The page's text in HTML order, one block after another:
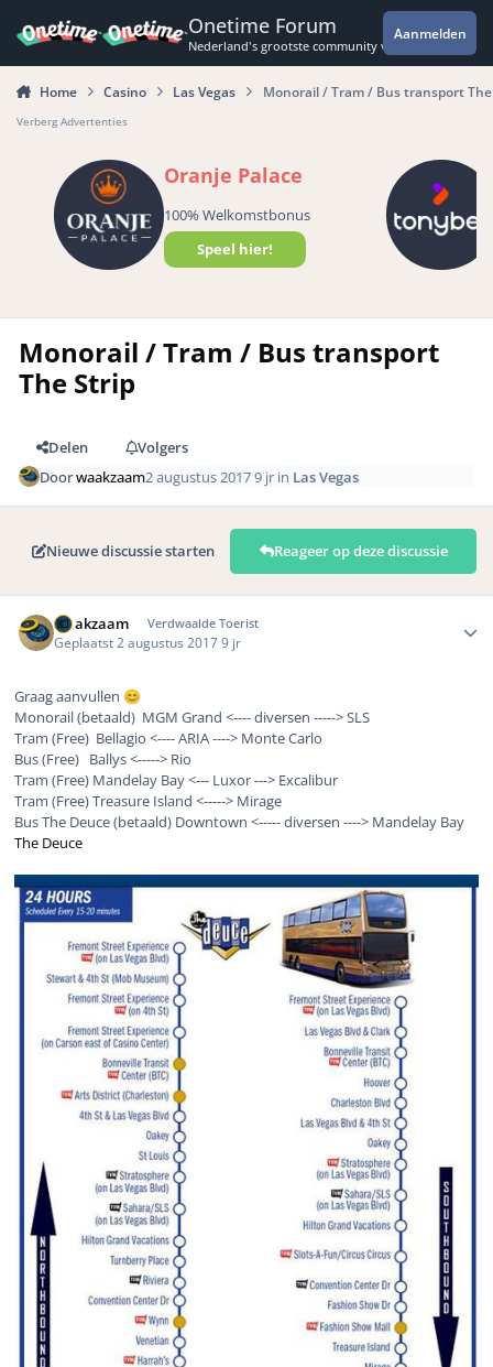
Onetime Forum
Nederland's grootste community voor de
Aanmelden
Home Casino Las Vegas Monorail / Tram / Bus transport
Verberg Advertenties
Oranje Palace
100% Welkomstbonus
Speel hier!
Monorail / Tram / Bus transport
The Strip
Delen
Volgers
Doorwaakzaam2 augustus 20179 jr in Las Vegas
Nieuwe discussie starten Reageer op deze discussie
waakzaam Verdwaalde Toerist
Geplaatst 2 augustus 20179 jr
Graag aanvullen 😊
Monorail (betaald) MGM Grand <---- diversen -----> SLS
Tram (Free) Bellagio <---- ARIA ----> Monte Carlo
Bus (Free) Ballys <-----> Rio
Tram (Free) Mandelay Bay <--- Luxor ---> Excalibur
Tram (Free) Treasure Island <-----> Mirage
Bus The Deuce (betaald) Downtown <----- diversen ----> Mandelay Bay
The Deuce